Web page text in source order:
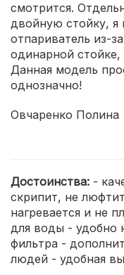
смотрится.
двойную стойку, я
отпариватель из-
одинарной
Данная модель
однозначно!
Овчаренко Полина
Достоинства: -
скрипит, не
нагревается и не
для воды - удобно
фильтра -
людей - удобная